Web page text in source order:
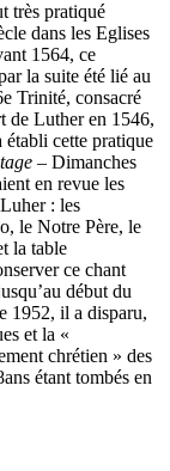
pratiqué
dans les Eglises
1564, ce
la suite été lié au
Trinité, consacré
de Luther en 1546,
établi cette pratique
– Dimanches
en revue les
: les
le Notre Père, le
la table
ce chant
début du
1952, il a disparu,
et la «
chrétien » des
étant tombés en